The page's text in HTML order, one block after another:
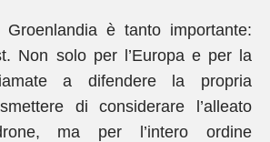
è tanto importante:
Non solo per l’Europa e per la
a difendere la propria
di considerare l’alleato
ma per l’intero ordine